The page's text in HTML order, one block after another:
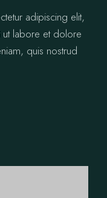
adipiscing elit,
labore et dolore
quis nostrud